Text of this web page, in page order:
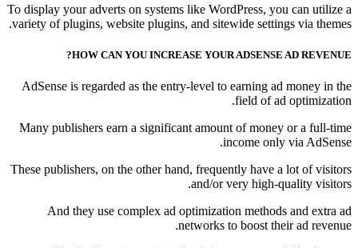
To display your adverts on systems like WordPress, you can utilize a
variety of plugins, website plugins, and sitewide settings via themes.
HOW CAN YOU INCREASE YOUR ADSENSE AD REVENUE?
AdSense is regarded as the entry-level to earning ad money in the
field of ad optimization.
Many publishers earn a significant amount of money or a full-time
income only via AdSense.
These publishers, on the other hand, frequently have a lot of visitors
and/or very high-quality visitors.
And they use complex ad optimization methods and extra ad
networks to boost their ad revenue.